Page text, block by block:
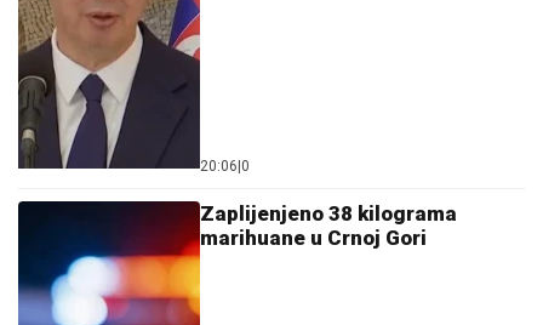
20:06 0
Zaplijenjeno 38 kilograma
marihuane u Crnoj Gori